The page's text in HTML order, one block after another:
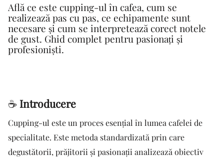
Află ce este cupping-ul în cafea, cum se
realizează pas cu pas, ce echipamente sunt
necesare și cum se interpretează corect notele
de gust. Ghid complet pentru pasionați și
profesioniști.
☕ Introducere
Cupping-ul este un proces esențial în lumea cafelei de
specialitate. Este metoda standardizată prin care
degustătorii, prăjitorii și pasionații analizează obiectiv